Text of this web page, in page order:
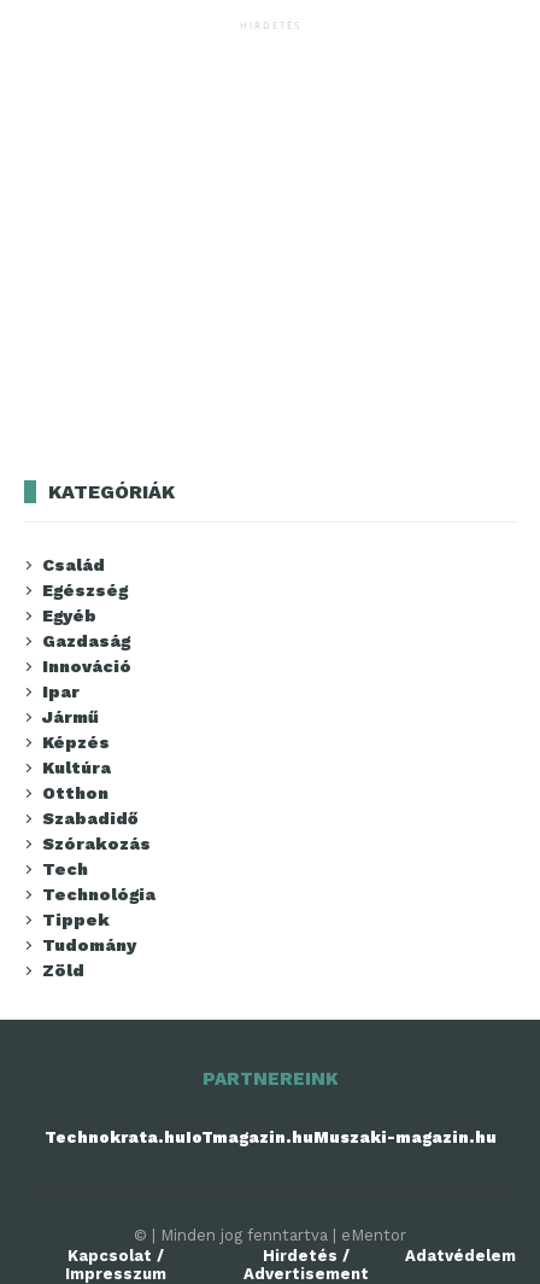
HIRDETÉS
KATEGÓRIÁK
Család
Egészség
Egyéb
Gazdaság
Innováció
Ipar
Jármű
Képzés
Kultúra
Otthon
Szabadidő
Szórakozás
Tech
Technológia
Tippek
Tudomány
Zöld
PARTNEREINK
Technokrata.huIoTmagazin.huMuszaki-magazin.hu
© | Minden jog fenntartva | eMentor
Kapcsolat /
Impresszum
Hirdetés /
Advertisement
Adatvédelem